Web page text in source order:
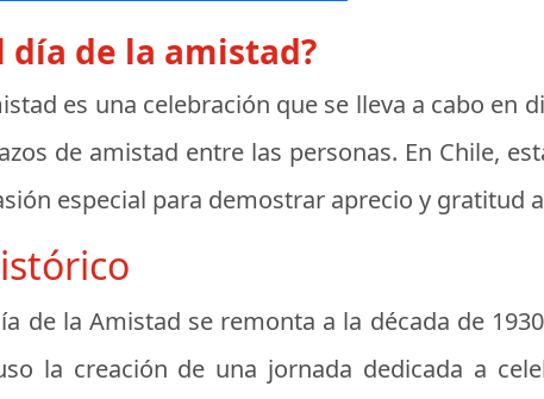
día de la amistad?
es una celebración que se lleva a cabo en
de amistad entre las personas. En Chile,
especial para demostrar aprecio y gratitud
de la Amistad se remonta a la década de
la creación de una jornada dedicada a